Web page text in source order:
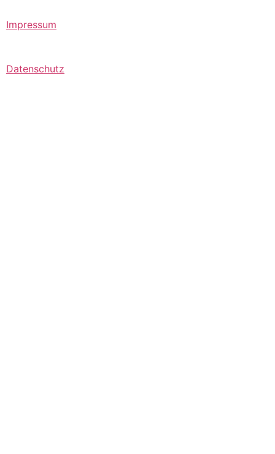
Impressum
Datenschutz